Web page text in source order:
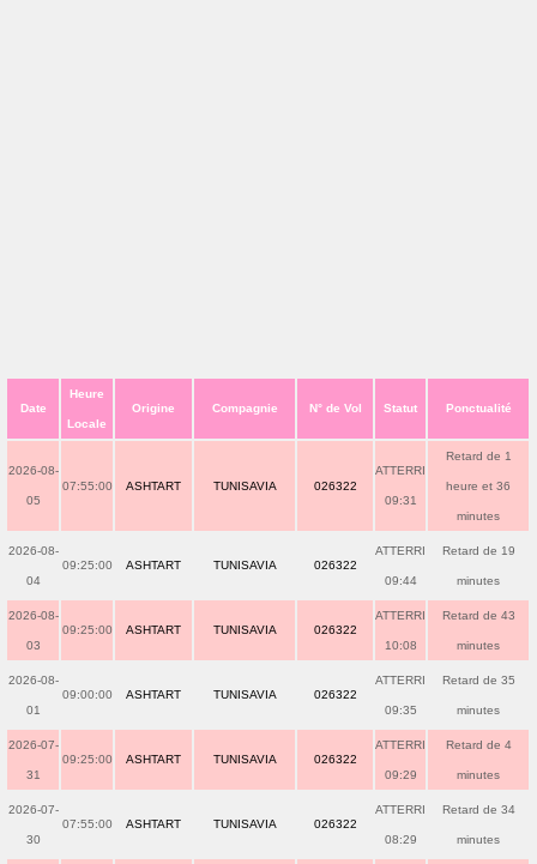
Date
Heure
Locale
Origine Compagnie N° de Vol Statut Ponctualité
2026-08-
05
07:55:00 ASHTART TUNISAVIA 026322
ATTERRI
09:31
Retard de 1
heure et 36
minutes
2026-08-
04
09:25:00 ASHTART TUNISAVIA 026322
ATTERRI
09:44
Retard de 19
minutes
2026-08-
03
09:25:00 ASHTART TUNISAVIA 026322
ATTERRI
10:08
Retard de 43
minutes
2026-08-
01
09:00:00 ASHTART TUNISAVIA 026322
ATTERRI
09:35
Retard de 35
minutes
2026-07-
31
09:25:00 ASHTART TUNISAVIA 026322
ATTERRI
09:29
Retard de 4
minutes
2026-07-
30
07:55:00 ASHTART TUNISAVIA 026322
ATTERRI
08:29
Retard de 34
minutes